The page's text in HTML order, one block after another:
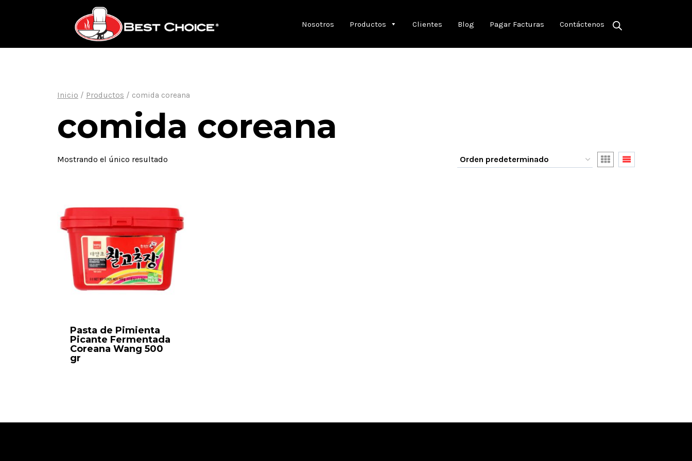
Nosotros Productos Clientes Blog Pagar Facturas Contáctenos
Inicio / Productos / comida coreana
comida coreana
Mostrando el único resultado
Pasta de Pimienta
Picante Fermentada
Coreana Wang 500
gr